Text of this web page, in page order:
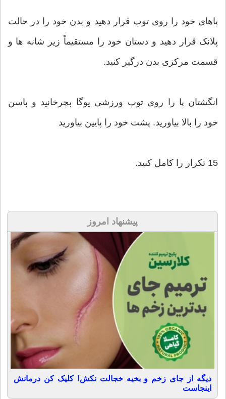
پاهای خود را روی توپ قرار دهید و بدن خود را در حالت
پلانک قرار دهید و دستان خود را مستقیماً زیر شانه ها و
قسمت مرکزی بدن درگیر کنید.
انگشتان پا را روی توپ ورزشی یوگا بچرخانید و باسن
خود را بالا بیاورید. پشت خود را پایین بیاورید
15 تکرار را کامل کنید.
پیشنهاد امروز
دیگه از جای زخم و بخیه خجالت نکش! کلیک کن درمانش
اینجاست